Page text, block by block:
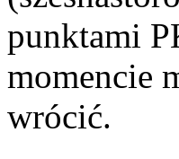
punktami
momencie
wrócić.